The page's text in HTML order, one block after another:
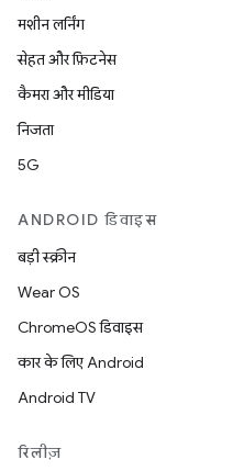
मशीन लर्निंग
सेहत और फ़िटनेस
कैमरा और मीडिया
निजता
5G
ANDROID डिवाइस
बड़ी स्क्रीन
Wear OS
ChromeOS डिवाइस
कार के लिए Android
Android TV
रिलीज़